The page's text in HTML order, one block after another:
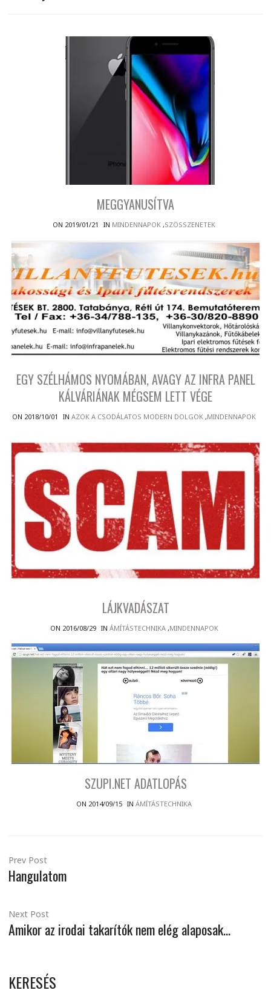
MEGGYANUSÍTVA
ON 2019/01/21 IN MINDENNAPOK ,SZÖSSZENETEK
EGY SZÉLHÁMOS NYOMÁBAN, AVAGY AZ INFRA PANEL
KÁLVÁRIÁNAK MÉGSEM LETT VÉGE
ON 2018/10/01 IN AZOK A CSODÁLATOS MODERN DOLGOK ,MINDENNAPOK
LÁJKVADÁSZAT
ON 2016/08/29 IN ÁMÍTÁSTECHNIKA,MINDENNAPOK
SZUPI.NET ADATLOPÁS
ON 2014/09/15 IN ÁMÍTÁSTECHNIKA
Prev Post
Hangulatom
Next Post
Amikor az irodai takarítók nem elég alaposak…
KERESÉS